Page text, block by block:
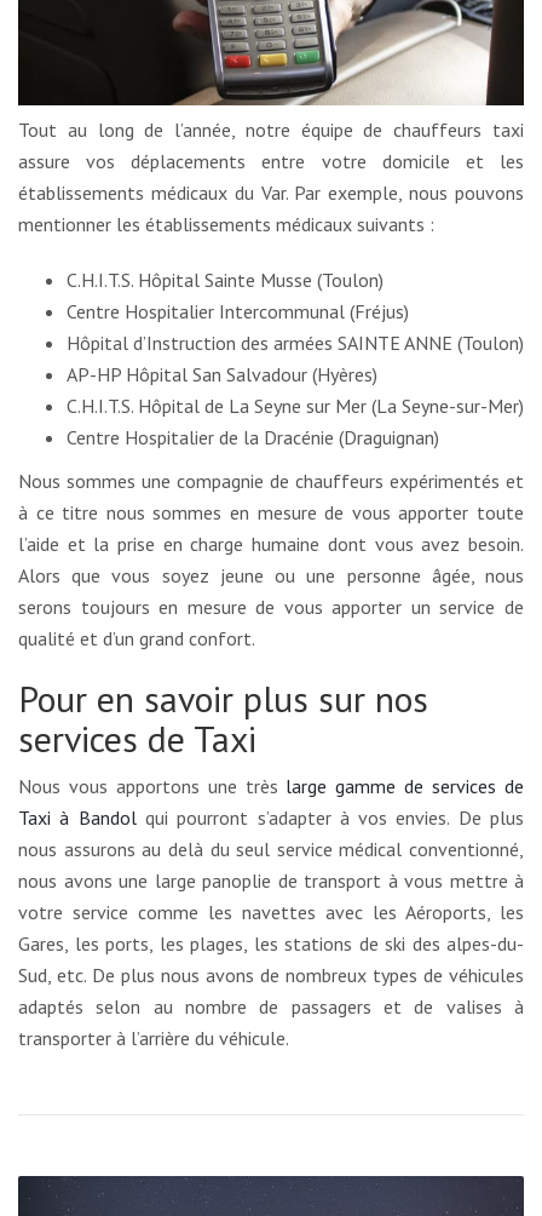
Tout au long de l’année, notre équipe de chauffeurs taxi
assure vos déplacements entre votre domicile et les
établissements médicaux du Var. Par exemple, nous pouvons
mentionner les établissements médicaux suivants :
C.H.I.T.S. Hôpital Sainte Musse (Toulon)
Centre Hospitalier Intercommunal (Fréjus)
Hôpital d’Instruction des armées SAINTE ANNE (Toulon)
AP-HP Hôpital San Salvadour (Hyères)
C.H.I.T.S. Hôpital de La Seyne sur Mer (La Seyne-sur-Mer)
Centre Hospitalier de la Dracénie (Draguignan)
Nous sommes une compagnie de chauffeurs expérimentés et
à ce titre nous sommes en mesure de vous apporter toute
l’aide et la prise en charge humaine dont vous avez besoin.
Alors que vous soyez jeune ou une personne âgée, nous
serons toujours en mesure de vous apporter un service de
qualité et d’un grand confort.
Pour en savoir plus sur nos
services de Taxi
Nous vous apportons une très large gamme de services de
Taxi à Bandolqui pourront s’adapter à vos envies. De plus
nous assurons au delà du seul service médical conventionné,
nous avons une large panoplie de transport à vous mettre à
votre service comme les navettes avec les Aéroports, les
Gares, les ports, les plages, les stations de ski des alpes-du-
Sud, etc. De plus nous avons de nombreux types de véhicules
adaptés selon au nombre de passagers et de valises à
transporter à l’arrière du véhicule.